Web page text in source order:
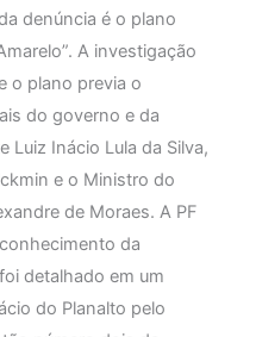
denúncia é o plano
A investigação
o plano previa o
do governo e da
Luiz Inácio Lula da Silva,
e o Ministro do
de Moraes. A PF
da
detalhado em um
do Planalto pelo